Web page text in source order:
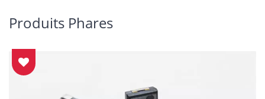
Produits Phares